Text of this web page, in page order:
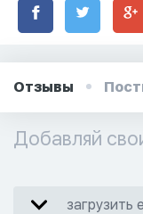
Отзывы
Добавляй
загрузить